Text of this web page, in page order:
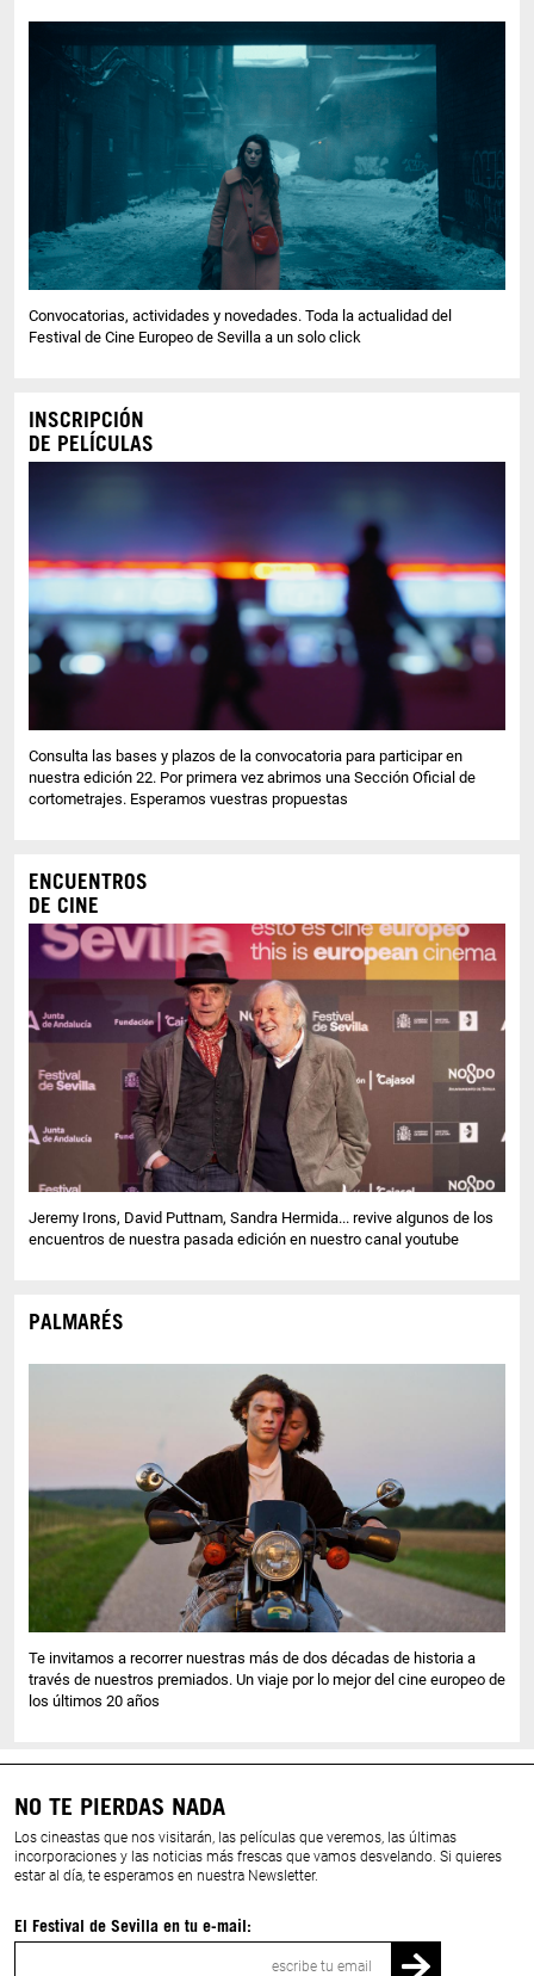
Convocatorias, actividades y novedades. Toda la actualidad del
Festival de Cine Europeo de Sevilla a un solo click
INSCRIPCIÓN
DE PELÍCULAS
Consulta las bases y plazos de la convocatoria para participar en
nuestra edición 22. Por primera vez abrimos una Sección Oficial de
cortometrajes. Esperamos vuestras propuestas
ENCUENTROS
DE CINE
Jeremy Irons, David Puttnam, Sandra Hermida... revive algunos de los
encuentros de nuestra pasada edición en nuestro canal youtube
PALMARÉS
Te invitamos a recorrer nuestras más de dos décadas de historia a
través de nuestros premiados. Un viaje por lo mejor del cine europeo de
los últimos 20 años
NO TE PIERDAS NADA
Los cineastas que nos visitarán, las películas que veremos, las últimas
incorporaciones y las noticias más frescas que vamos desvelando. Si quieres
estar al día, te esperamos en nuestra Newsletter.
El Festival de Sevilla en tu e-mail: